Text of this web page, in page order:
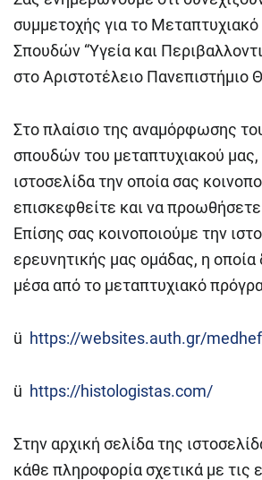
συμμετοχής για το
Σπουδών “Υγεία και
στο Αριστοτέλειο Πανεπιστήμιο
Στο πλαίσιο της αναμόρφωσης
σπουδών του μεταπτυχιακού μας,
ιστοσελίδα την οποία σας
επισκεφθείτε και να προωθήσετε
Επίσης σας κοινοποιούμε την
ερευνητικής μας ομάδας, η οποία
μέσα από το μεταπτυχιακό
ü https://websites.auth.gr/
ü https://histologistas.com/
Στην αρχική σελίδα της
κάθε πληροφορία σχετικά με τις